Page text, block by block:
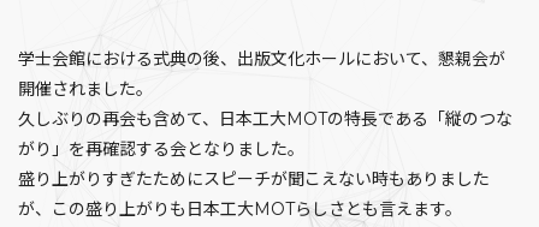
学士会館における式典の後、出版文化ホールにおいて、懇親会が
開催されました。
久しぶりの再会も含めて、日本工大MOTの特長である「縦のつな
がり」を再確認する会となりました。
盛り上がりすぎたためにスピーチが聞こえない時もありました
が、この盛り上がりも日本工大MOTらしさとも言えます。